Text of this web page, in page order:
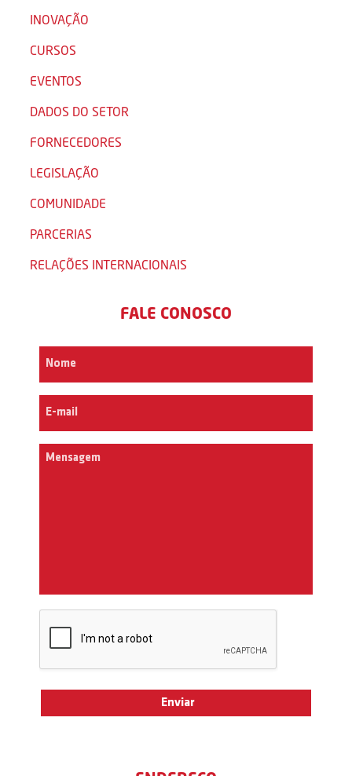
INOVAÇÃO
CURSOS
EVENTOS
DADOS DO SETOR
FORNECEDORES
LEGISLAÇÃO
COMUNIDADE
PARCERIAS
RELAÇÕES INTERNACIONAIS
FALE CONOSCO